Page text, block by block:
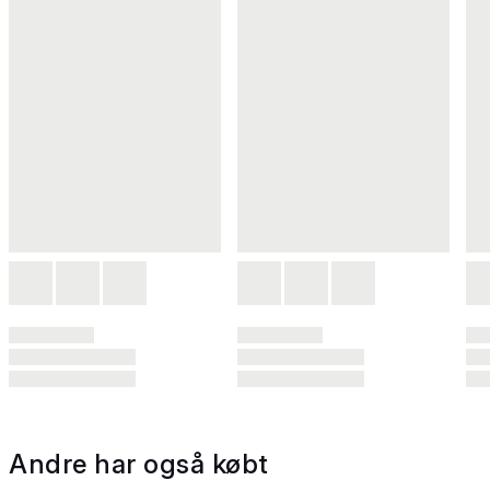
Andre har også købt